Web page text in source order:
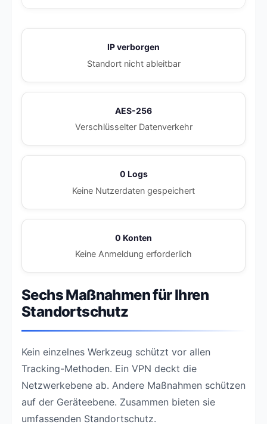
IP verborgen
Standort nicht ableitbar
AES-256
Verschlüsselter Datenverkehr
0 Logs
Keine Nutzerdaten gespeichert
0 Konten
Keine Anmeldung erforderlich
Sechs Maßnahmen für Ihren
Standortschutz
Kein einzelnes Werkzeug schützt vor allen
Tracking-Methoden. Ein VPN deckt die
Netzwerkebene ab. Andere Maßnahmen schützen
auf der Geräteebene. Zusammen bieten sie
umfassenden Standortschutz.